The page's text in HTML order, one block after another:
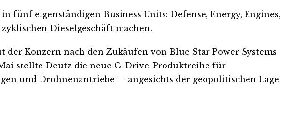
fünf eigenständigen Business Units: Defense, Energy, Engines,
Dieselgeschäft machen.
Konzern nach den Zukäufen von Blue Star Power Systems
stellte Deutz die neue G-Drive-Produktreihe für
und Drohnenantriebe — angesichts der geopolitischen Lage